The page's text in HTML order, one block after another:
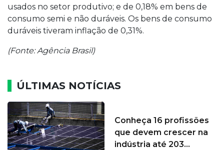
usados no setor produtivo; e de 0,18% em bens de
consumo semi e não duráveis. Os bens de consumo
duráveis tiveram inflação de 0,31%.
(Fonte: Agência Brasil)
ÚLTIMAS NOTÍCIAS
Conheça 16 profissões
que devem crescer na
indústria até 203...